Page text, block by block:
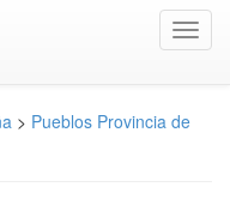
> Pueblos Provincia de